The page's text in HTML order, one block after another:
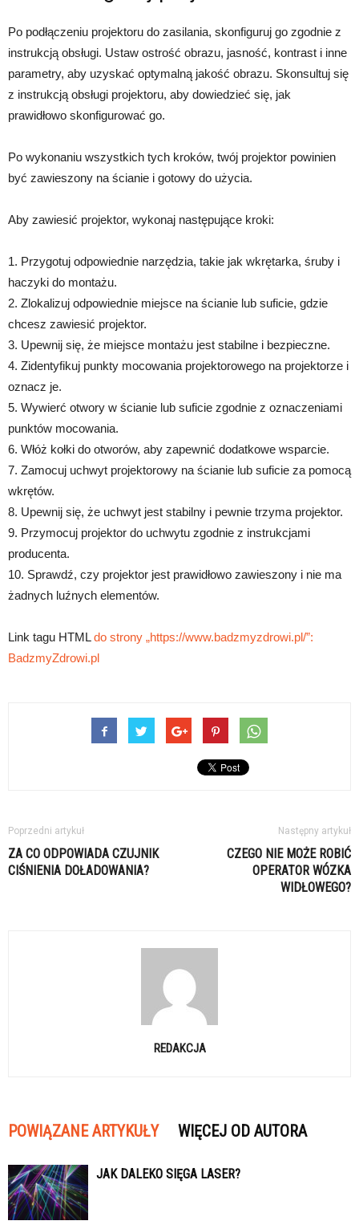
Po podłączeniu projektoru do zasilania, skonfiguruj go zgodnie z
instrukcją obsługi. Ustaw ostrość obrazu, jasność, kontrast i inne
parametry, aby uzyskać optymalną jakość obrazu. Skonsultuj się
z instrukcją obsługi projektoru, aby dowiedzieć się, jak
prawidłowo skonfigurować go.
Po wykonaniu wszystkich tych kroków, twój projektor powinien
być zawieszony na ścianie i gotowy do użycia.
Aby zawiesić projektor, wykonaj następujące kroki:
1. Przygotuj odpowiednie narzędzia, takie jak wkrętarka, śruby i
haczyki do montażu.
2. Zlokalizuj odpowiednie miejsce na ścianie lub suficie, gdzie
chcesz zawiesić projektor.
3. Upewnij się, że miejsce montażu jest stabilne i bezpieczne.
4. Zidentyfikuj punkty mocowania projektorowego na projektorze i
oznacz je.
5. Wywierć otwory w ścianie lub suficie zgodnie z oznaczeniami
punktów mocowania.
6. Włóż kołki do otworów, aby zapewnić dodatkowe wsparcie.
7. Zamocuj uchwyt projektorowy na ścianie lub suficie za pomocą
wkrętów.
8. Upewnij się, że uchwyt jest stabilny i pewnie trzyma projektor.
9. Przymocuj projektor do uchwytu zgodnie z instrukcjami
producenta.
10. Sprawdź, czy projektor jest prawidłowo zawieszony i nie ma
żadnych luźnych elementów.
Link tagu HTMLdo strony „https://www.badzmyzdrowi.pl/”:
BadzmyZdrowi.pl
Poprzedni artykuł
ZA CO ODPOWIADA CZUJNIK
CIŚNIENIA DOŁADOWANIA?
Następny artykuł
CZEGO NIE MOŻE ROBIĆ
OPERATOR WÓZKA
WIDŁOWEGO?
REDAKCJA
POWIĄZANE ARTYKUŁY WIĘCEJ OD AUTORA
JAK DALEKO SIĘGA LASER?